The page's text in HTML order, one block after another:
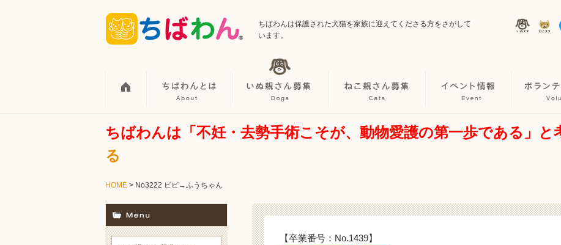
ちばわんは保護された犬猫を家族に迎えてくださる方をさがして
います。
ちばわんは「不妊・去勢手術こそが、動物愛護の第一歩である」と
る
HOME > No3222 ビビ→ふうちゃん
【卒業番号：No.1439】